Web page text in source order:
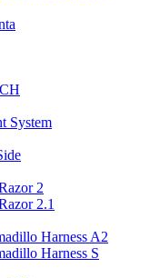
System
2
2.1
Harness A2
Harness S